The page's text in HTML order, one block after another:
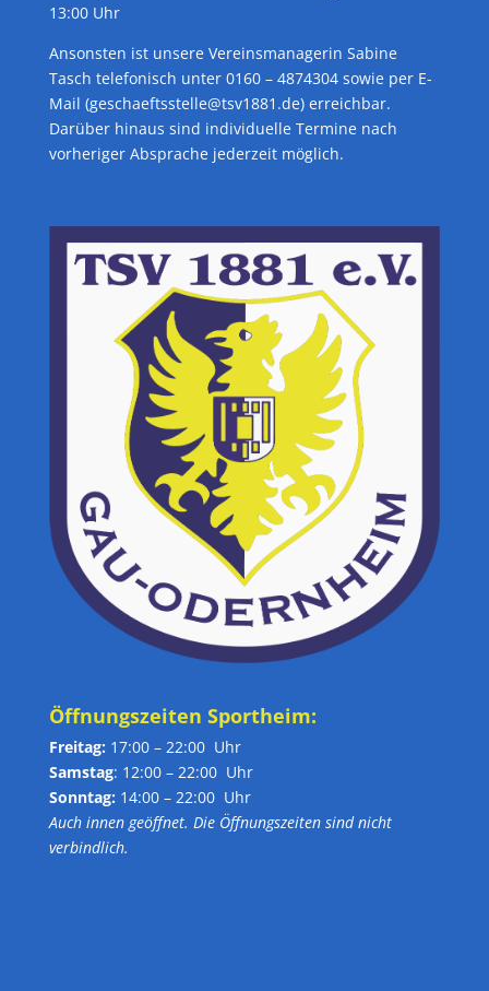
13:00 Uhr
Ansonsten ist unsere Vereinsmanagerin Sabine
Tasch telefonisch unter 0160 – 4874304 sowie per E-
Mail (geschaeftsstelle@tsv1881.de) erreichbar.
Darüber hinaus sind individuelle Termine nach
vorheriger Absprache jederzeit möglich.
Öffnungszeiten Sportheim:
Freitag: 17:00 – 22:00 Uhr
Samstag: 12:00 – 22:00 Uhr
Sonntag: 14:00 – 22:00 Uhr
Auch innen geöffnet. Die Öffnungszeiten sind nicht
verbindlich.